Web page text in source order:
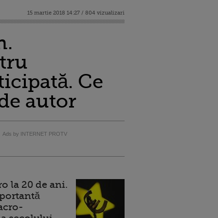
15 martie 2018 14:27 / 804 vizualizari
Ce
autor
Ads by INTERNET PROTV
la 20 de ani.